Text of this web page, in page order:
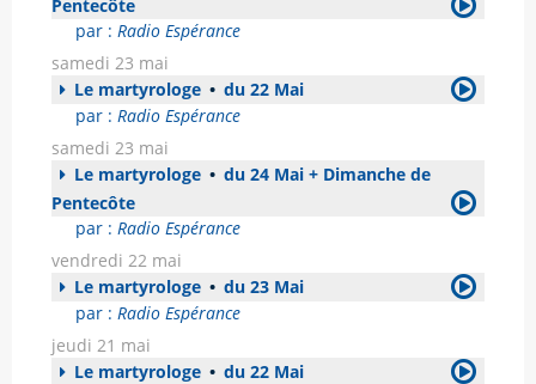
Pentecôte
par : Radio Espérance
samedi 23 mai
Le martyrologe • du 22 Mai
par : Radio Espérance
samedi 23 mai
Le martyrologe • du 24 Mai + Dimanche de
Pentecôte
par : Radio Espérance
vendredi 22 mai
Le martyrologe • du 23 Mai
par : Radio Espérance
jeudi 21 mai
Le martyrologe • du 22 Mai